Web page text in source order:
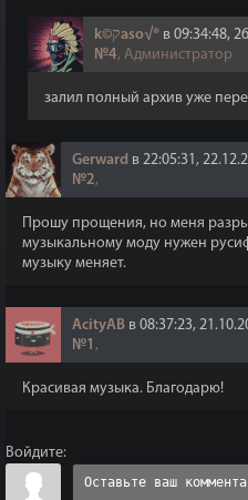
k©קaso√® в 09:34:48,
№4, Администратор
залил полный архив уже
Gerward в 22:05:31,
№2,
Прошу прощения, но меня
музыкальному моду нужен
музыку меняет.
AcityAB в 08:37:23,
№1 ,
Красивая музыка. Благодарю!
Войдите: